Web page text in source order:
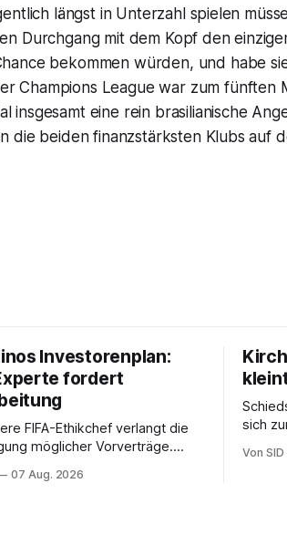
längst in Unterzahl spielen
Durchgang mit dem Kopf den
bekommen würden, und habe
Champions League war zum fünften
insgesamt eine rein brasilianische
die beiden finanzstärksten Klubs auf
Investorenplan:
fordert
FIFA-Ethikchef verlangt die
möglicher Vorverträge.
Rolle entscheidend sein.
07 Aug. 2026
sich
Von SID